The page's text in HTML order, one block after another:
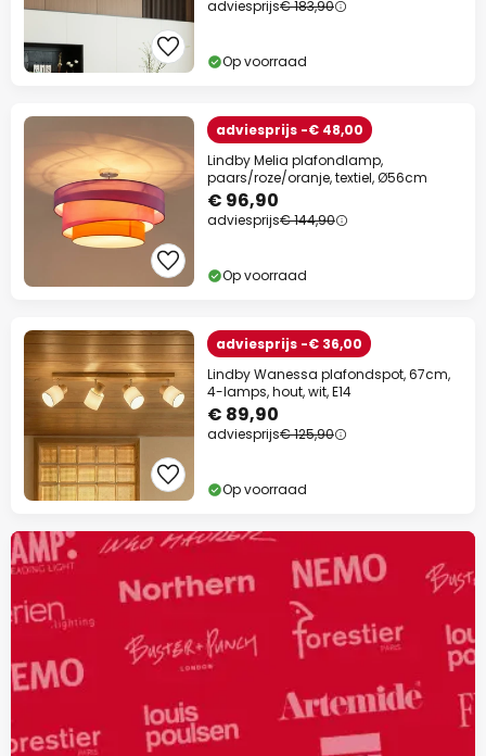
adviesprijs€ 183,90
Op voorraad
adviesprijs -€ 48,00
Lindby Melia plafondlamp,
paars/roze/oranje, textiel, Ø56cm
€ 96,90
adviesprijs€ 144,90
Op voorraad
adviesprijs -€ 36,00
Lindby Wanessa plafondspot, 67cm,
4-lamps, hout, wit, E14
€ 89,90
adviesprijs€ 125,90
Op voorraad